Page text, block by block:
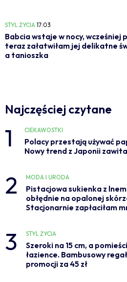
STYL ŻYCIA 17:03
Babcia wstaje w nocy, wcześniej
teraz załatwiłam jej delikatne
a tanioszka
Najczęściej czytane
1 CIEKAWOSTKI
Polacy przestają używać
Nowy trend z Japonii
2 MODA I URODA
Pistacjowa sukienka z
obłędnie na opalonej
Stacjonarnie zapłaciłam
3 STYL ŻYCIA
Szeroki na 15 cm, a
łazience. Bambusowy
promocji za 45 zł